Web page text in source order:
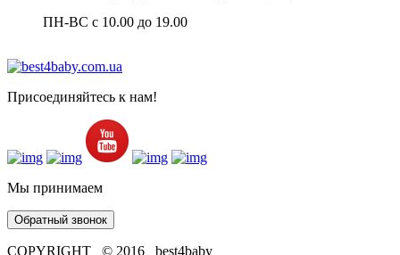
ПН-ВС с 10.00 до 19.00
Присоединяйтесь к нам!
Мы принимаем
Обратный звонок
COPYRIGHT © 2016 best4baby